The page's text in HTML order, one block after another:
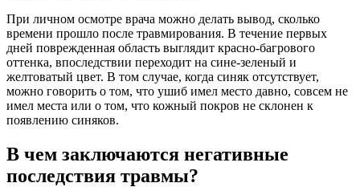
При личном осмотре врача можно делать вывод, сколько
времени прошло после травмирования. В течение первых
дней поврежденная область выглядит красно-багрового
оттенка, впоследствии переходит на сине-зеленый и
желтоватый цвет. В том случае, когда синяк отсутствует,
можно говорить о том, что ушиб имел место давно, совсем не
имел места или о том, что кожный покров не склонен к
появлению синяков.
В чем заключаются негативные
последствия травмы?